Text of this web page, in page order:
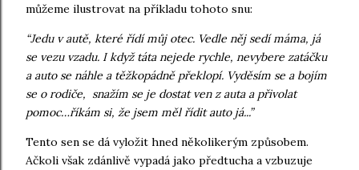
můžeme ilustrovat na příkladu tohoto snu:
“Jedu v autě, které řídí můj otec. Vedle něj sedí máma, já
se vezu vzadu. I když táta nejede rychle, nevybere zatáčku
a auto se náhle a těžkopádně překlopí. Vyděsím se a bojím
se o rodiče, snažím se je dostat ven z auta a přivolat
pomoc…říkám si, že jsem měl řídit auto já...”
Tento sen se dá vyložit hned několikerým způsobem.
Ačkoli však zdánlivě vypadá jako předtucha a vzbuzuje